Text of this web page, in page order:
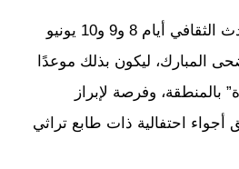
وقد تقرر تنظيم هذا الحدث الثقافي أيام 8 و9 و10 يونيو
المبارك، ليكون بذلك موعدًا
بالمنطقة، وفرصة لإبراز
أجواء احتفالية ذات طابع تراثي